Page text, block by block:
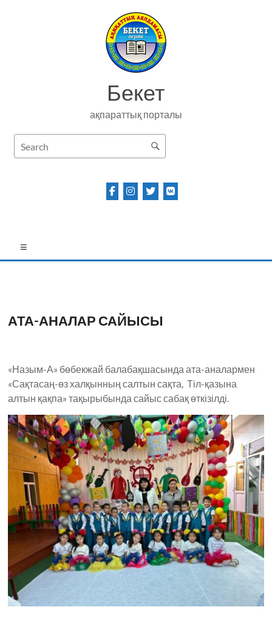
Бекет
ақпараттық порталы
АТА-АНАЛАР САЙЫСЫ
«Назым-А» бөбекжай балабақшасында ата-аналармен
«Сақтасаң-өз халқынның салтын сақта, Тіл-қазына
алтын қақпа» тақырыбында сайыс сабақ өткізілді.